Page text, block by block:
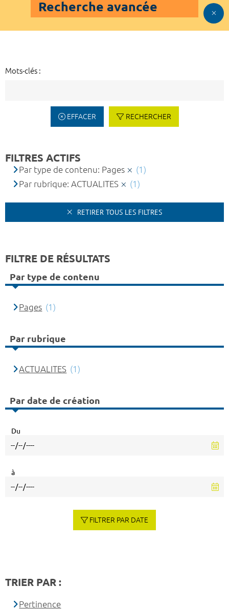
Recherche avancée
Mots-clés :
EFFACER RECHERCHER
FILTRES ACTIFS
Par type de contenu: Pages
(1)
Par rubrique: ACTUALITES
(1)
RETIRER TOUS LES FILTRES
FILTRE DE RÉSULTATS
Par type de contenu
Pages (1)
Par rubrique
ACTUALITES (1)
Par date de création
Du
à
FILTRER PAR DATE
TRIER PAR :
Pertinence